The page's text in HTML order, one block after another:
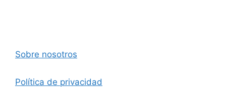
Sobre nosotros
Política de privacidad